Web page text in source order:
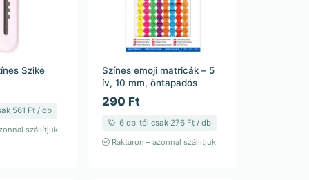
Szike
561 Ft / db
szállítjuk
Színes emoji matricák – 5
ív, 10 mm, öntapadós
290 Ft
6 db-tól csak 276 Ft / db
Raktáron – azonnal szállítjuk